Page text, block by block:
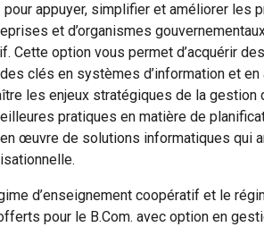
pour appuyer, simplifier et améliorer les
et d’organismes
Cette option vous permet d’acquérir
clés en systèmes d’information et
les enjeux stratégiques de la gestion
pratiques en matière de
œuvre de solutions informatiques qui
d’enseignement coopératif et le
pour le B.Com. avec option en